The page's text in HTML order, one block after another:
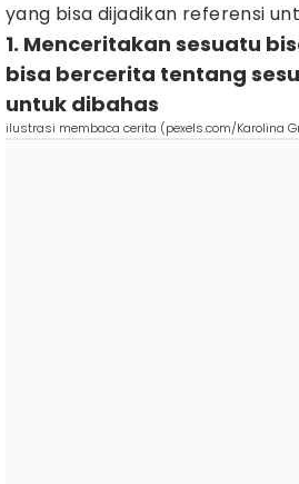
yang bisa dijadikan referensi
1. Menceritakan sesuatu
bisa bercerita tentang
untuk dibahas
ilustrasi membaca cerita (pexels.com/Karolina